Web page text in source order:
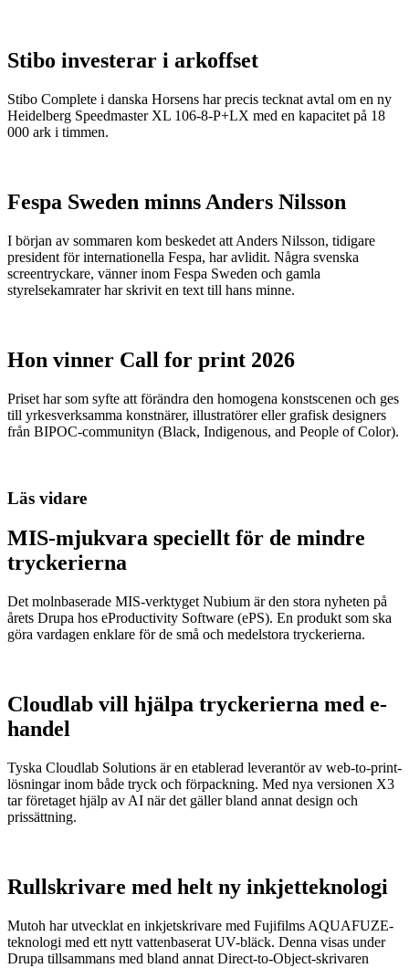
Stibo investerar i arkoffset
Stibo Complete i danska Horsens har precis tecknat avtal om en ny
Heidelberg Speedmaster XL 106-8-P+LX med en kapacitet på 18
000 ark i timmen.
Fespa Sweden minns Anders Nilsson
I början av sommaren kom beskedet att Anders Nilsson, tidigare
president för internationella Fespa, har avlidit. Några svenska
screentryckare, vänner inom Fespa Sweden och gamla
styrelsekamrater har skrivit en text till hans minne.
Hon vinner Call for print 2026
Priset har som syfte att förändra den homogena konstscenen och ges
till yrkesverksamma konstnärer, illustratörer eller grafisk designers
från BIPOC-communityn (Black, Indigenous, and People of Color).
Läs vidare
MIS-mjukvara speciellt för de mindre
tryckerierna
Det molnbaserade MIS-verktyget Nubium är den stora nyheten på
årets Drupa hos eProductivity Software (ePS). En produkt som ska
göra vardagen enklare för de små och medelstora tryckerierna.
Cloudlab vill hjälpa tryckerierna med e-
handel
Tyska Cloudlab Solutions är en etablerad leverantör av web-to-print-
lösningar inom både tryck och förpackning. Med nya versionen X3
tar företaget hjälp av AI när det gäller bland annat design och
prissättning.
Rullskrivare med helt ny inkjetteknologi
Mutoh har utvecklat en inkjetskrivare med Fujifilms AQUAFUZE-
teknologi med ett nytt vattenbaserat UV-bläck. Denna visas under
Drupa tillsammans med bland annat Direct-to-Object-skrivaren